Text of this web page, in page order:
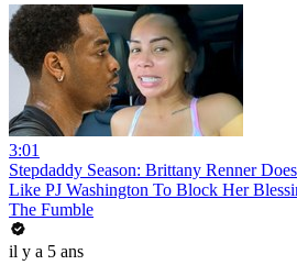
3:01
Stepdaddy Season: Brittany Renner
Like PJ Washington To Block Her
The Fumble
il y a 5 ans